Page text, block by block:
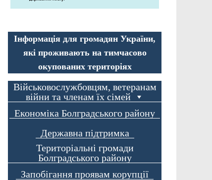
Інформація для громадян України,
які проживають на тимчасово
окупованих територіях
Військовослужбовцям, ветеранам
війни та членам їх сімей
Економіка Болградського району
Державна підтримка
Територіальні громади
Болградського району
Запобігання проявам корупції